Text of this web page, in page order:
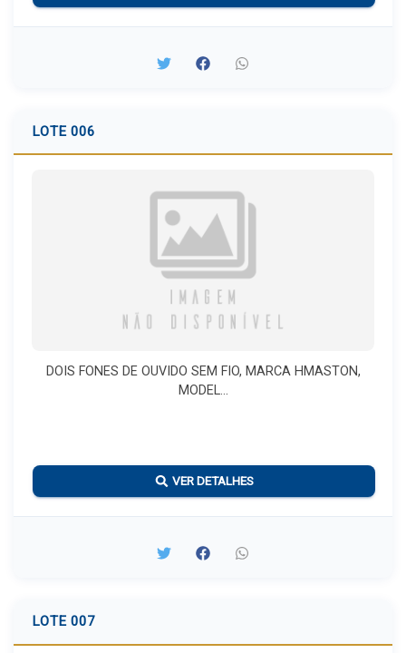
LOTE 006
DOIS FONES DE OUVIDO SEM FIO, MARCA HMASTON,
MODEL...
VER DETALHES
LOTE 007